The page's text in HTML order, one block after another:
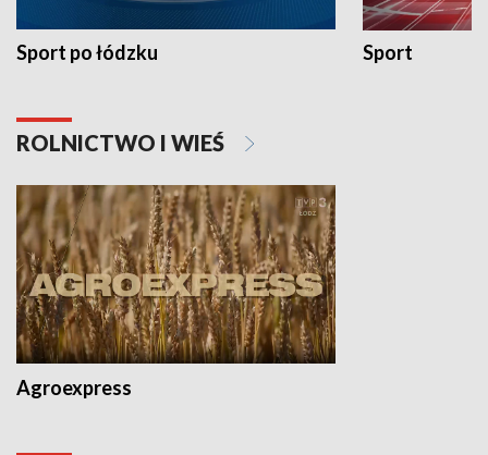
Sport po łódzku Sport
ROLNICTWO I WIEŚ
Agroexpress